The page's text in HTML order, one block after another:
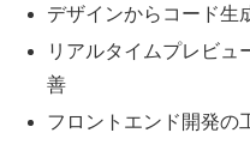
デザインからコード生
リアルタイムプレビュ
善
フロントエンド開発の